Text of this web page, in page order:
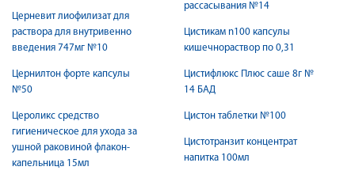
Церневит лиофилизат для
раствора для внутривенно
введения 747мг №10
Цернилтон форте капсулы
№50
Цероликс средство
гигиеническое для ухода за
ушной раковиной флакон-
капельница 15мл
рассасывания №14
Цистикам n100 капсулы
кишечнораствор по 0,31
Цистифлюкс Плюс саше 8г №
14 БАД
Цистон таблетки №100
Цистотранзит концентрат
напитка 100мл